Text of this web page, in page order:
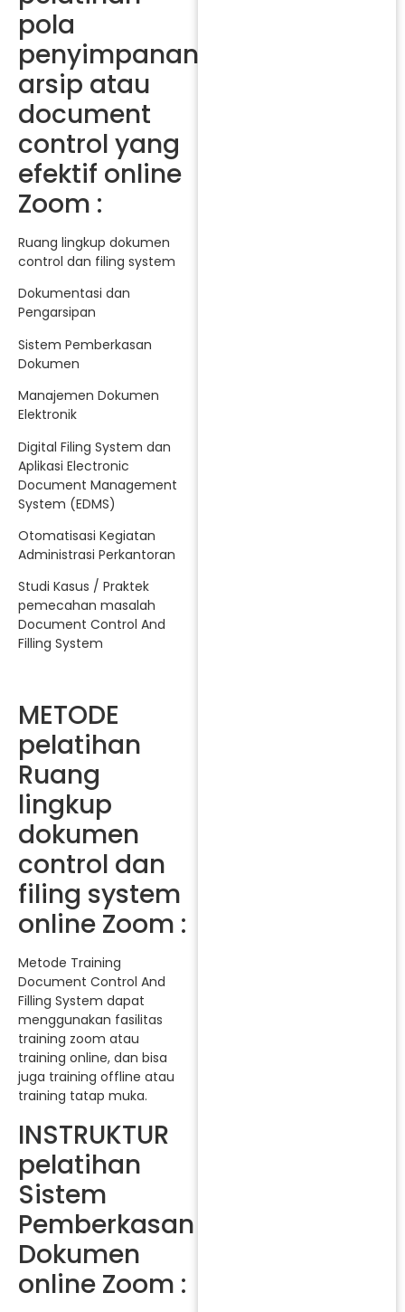
pola
penyimpanan
arsip atau
document
control yang
efektif online
Zoom :
Ruang lingkup dokumen
control dan filing system
Dokumentasi dan
Pengarsipan
Sistem Pemberkasan
Dokumen
Manajemen Dokumen
Elektronik
Digital Filing System dan
Aplikasi Electronic
Document Management
System (EDMS)
Otomatisasi Kegiatan
Administrasi Perkantoran
Studi Kasus / Praktek
pemecahan masalah
Document Control And
Filling System
METODE
pelatihan
Ruang
lingkup
dokumen
control dan
filing system
online Zoom :
Metode Training
Document Control And
Filling System dapat
menggunakan fasilitas
training zoom atau
training online, dan bisa
juga training offline atau
training tatap muka.
INSTRUKTUR
pelatihan
Sistem
Pemberkasan
Dokumen
online Zoom :